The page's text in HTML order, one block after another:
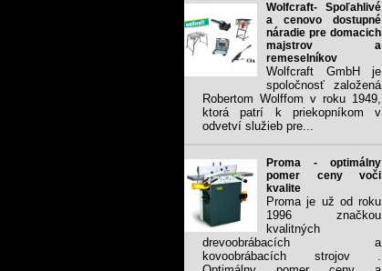
Wolfcraft- Spoľahlivé
a cenovo dostupné
náradie pre domacich
majstrov a
remeselníkov
Wolfcraft GmbH je
spoločnosť založená
Robertom Wolffom v roku 1949,
ktorá patrí k priekopníkom v
odvetví služieb pre...
Proma - optimálny
pomer ceny voči
kvalite
Proma je už od roku
1996 značkou
kvalitných
drevoobrábacích a
kovoobrábacích strojov .